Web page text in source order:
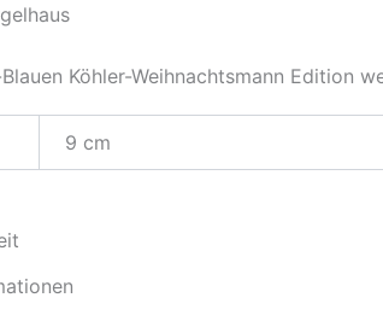
Köhler-Weihnachtsmann Edition
9 cm